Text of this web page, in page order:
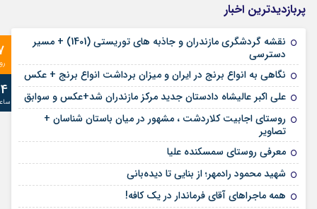
پربازدیدترین اخبار
نقشه گردشگری مازندران و جاذبه های توریستی (1401) + مسیر
دسترسی
نگاهی به انواع برنج در ایران و میزان برداشت انواع برنج + عکس
علی‌ اکبر عالیشاه دادستان جدید مرکز مازندران شد+عکس و سوابق
روستای اجابیت کلاردشت ، مشهور در میان باستان شناسان +
تصاویر
معرفی روستای سمسکنده علیا
شهید محمود رادمهر؛ از بنایی تا دیده‌بانی
همه ماجراهای آقای فرماندار در یک کافه!